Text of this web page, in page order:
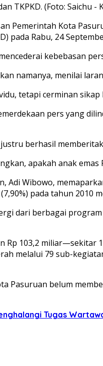
TKPKD. (Foto: Saichu -
Pemerintah Kota
pada Rabu, 24
kebebasan
namanya, menilai
tetapi cerminan
pers yang
berhasil
apakah anak
Adi Wibowo,
pada tahun 2010
dari berbagai
Rp 103,2 miliar—sekitar
melalui 79 sub-
Pasuruan belum
Tugas